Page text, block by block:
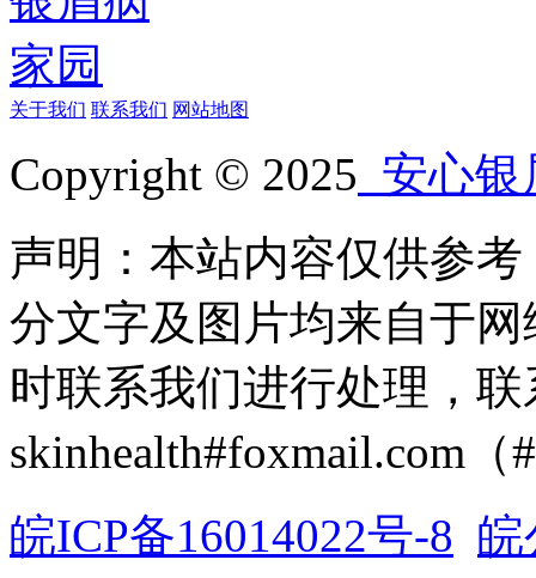
关于我们 联系我们 网站地图
Copyright © 2025 安心银
声明：本站内容仅供参
分文字及图片均来自于
时联系我们进行处理，
skinhealth#foxmail.com（
皖ICP备16014022号-8 皖